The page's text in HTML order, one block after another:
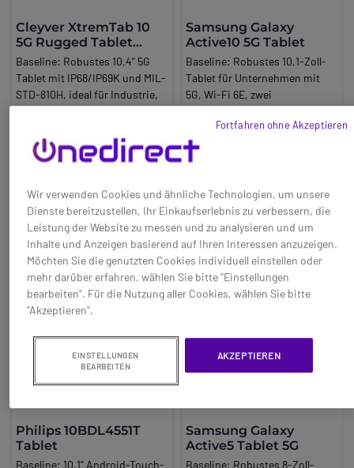
Cleyver XtremTab 10
5G Rugged Tablet
IP69K
Baseline: Robustes 10,4" 5G
Tablet mit IP68/IP69K und MIL-
STD-810H, ideal für Industrie,
Baustellen und anspruchsvolle
Brand:Cleyver
Info:Android
Ref: ODXTREMTAB105G
Samsung Galaxy
Active10 5G Tablet
Baseline: Robustes 10,1-Zoll-
Tablet für Unternehmen mit
5G, Wi-Fi 6E, zwei
austauschbaren Akkus,
Schutzklasse IP68 und
Samsung Knox.
Info:
Samsung Galaxy Tab Active5
Pro 5G für robuste und sichere
Mobilität im Geschäftsleben
Das Samsung Galaxy Tab
Active5 Pro 5G Enterprise
Edition ist ein robustes 10,1-
Zoll-Business-Tablet, das für
physische
Widerstandsfähigkeit und
fortschrittliche Konnektivität
Außendienst, Logistik,
Einzelhandel, Wartung,
Industrie und Transport
ausgerichtet.
631,95 € -3%
Philips 10BDL4551T
Tablet
Baseline: 10,1'' Android-Touch-
Samsung Galaxy
Active5 Tablet 5G
Baseline: Robustes 8-Zoll-
Wir verwenden Cookies und ähnliche Technologien, um unsere
Dienste bereitzustellen, Ihr Einkaufserlebnis zu verbessern, die
Leistung der Website zu messen und zu analysieren und um
Inhalte und Anzeigen basierend auf Ihren Interessen anzuzeigen.
Möchten Sie die genutzten Cookies individuell einstellen oder
mehr darüber erfahren, wählen Sie bitte "Einstellungen
bearbeiten". Für die Nutzung aller Cookies, wählen Sie bitte
"Akzeptieren".
EINSTELLUNGEN
BEARBEITEN
AKZEPTIEREN
Fortfahren ohne Akzeptieren